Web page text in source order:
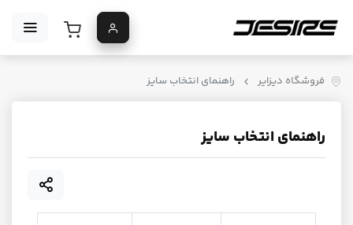
فروشگاه دیزایر راهنمای انتخاب سایز
راهنمای انتخاب سایز